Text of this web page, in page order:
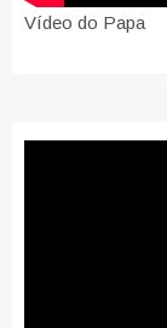
Vídeo do Papa